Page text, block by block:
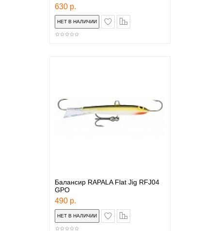
630 р.
в закладки
Балансир RAPALA Flat Jig RFJ04
GPO
490 р.
в закладки